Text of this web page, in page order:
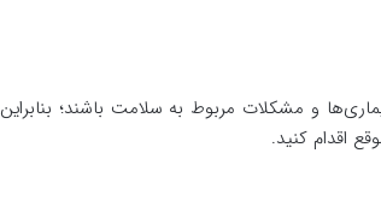
و مشکلات مربوط به سلامت باشند؛ بنابراین
اقدام کنید.